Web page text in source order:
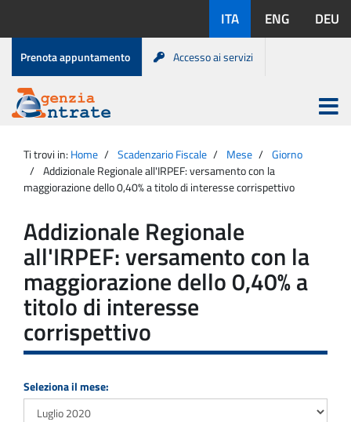
contenuto
disponibili:
ITA ENG DEU
Menu
di
servizio
Prenota appuntamento Accesso ai servizi
Agenzia
Entrate
Apri
menu
principale
Ti trovi in: Home Scadenzario Fiscale Mese
Giorno
Addizionale Regionale all'IRPEF: versamento con la
maggiorazione dello 0,40% a titolo di interesse corrispettivo
Addizionale Regionale
all'IRPEF: versamento con la
maggiorazione dello 0,40% a
titolo di interesse
corrispettivo
Seleziona il mese: